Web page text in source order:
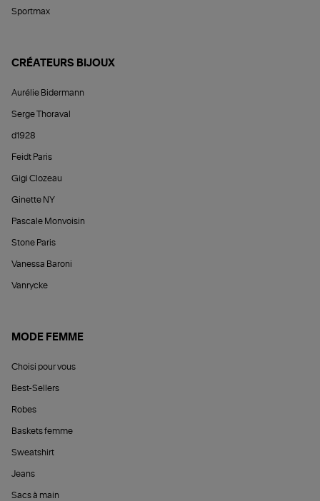
Sportmax
CRÉATEURS BIJOUX
Aurélie Bidermann
Serge Thoraval
d1928
Feidt Paris
Gigi Clozeau
Ginette NY
Pascale Monvoisin
Stone Paris
Vanessa Baroni
Vanrycke
MODE FEMME
Choisi pour vous
Best-Sellers
Robes
Baskets femme
Sweatshirt
Jeans
Sacs à main